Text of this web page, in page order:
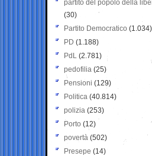
partito del popolo della
(30)
Partito Democratico (1.034)
PD (1.188)
PdL (2.781)
pedofilia (25)
Pensioni (129)
Politica (40.814)
polizia (253)
Porto (12)
povertà (502)
Presepe (14)